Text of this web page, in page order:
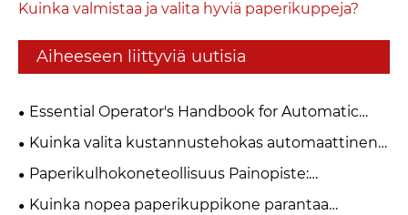
Kuinka valmistaa ja valita hyviä paperikuppeja?
Aiheeseen liittyviä uutisia
Essential Operator's Handbook for Automatic
Paper Cup Machines
Kuinka valita kustannustehokas automaattinen
paperikuppikone pienille ja keskikokoisille
paperikuppitehtaille vuonna 2026?
Paperikulhokoneteollisuus Painopiste:
automaatio, huolto ja hankintaratkaisut
Kuinka nopea paperikuppikone parantaa